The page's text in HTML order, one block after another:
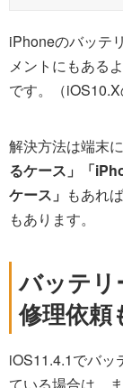
iPhoneのバッテ
メントにもある
です。（
解決方法は端末
るケース」
「
ケース」 もあれ
もあります。
バッテリ
修理依頼
iOS11.4.1でバッ
ている場合は、